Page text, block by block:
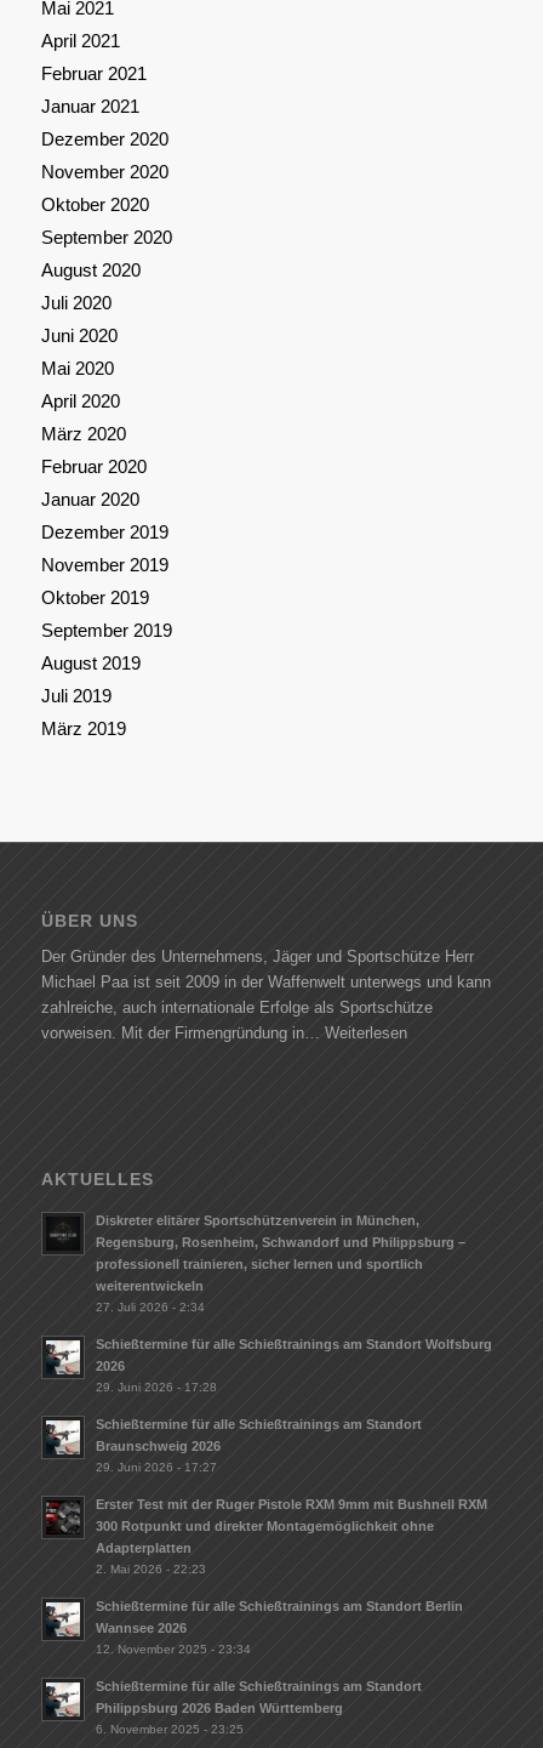
Mai 2021
April 2021
Februar 2021
Januar 2021
Dezember 2020
November 2020
Oktober 2020
September 2020
August 2020
Juli 2020
Juni 2020
Mai 2020
April 2020
März 2020
Februar 2020
Januar 2020
Dezember 2019
November 2019
Oktober 2019
September 2019
August 2019
Juli 2019
März 2019
ÜBER UNS
Der Gründer des Unternehmens, Jäger und Sportschütze Herr
Michael Paa ist seit 2009 in der Waffenwelt unterwegs und kann
zahlreiche, auch internationale Erfolge als Sportschütze
vorweisen. Mit der Firmengründung in… Weiterlesen
AKTUELLES
Diskreter elitärer Sportschützenverein in München,
Regensburg, Rosenheim, Schwandorf und Philippsburg –
professionell trainieren, sicher lernen und sportlich
weiterentwickeln
27. Juli 2026 - 2:34
Schießtermine für alle Schießtrainings am Standort Wolfsburg
2026
29. Juni 2026 - 17:28
Schießtermine für alle Schießtrainings am Standort
Braunschweig 2026
29. Juni 2026 - 17:27
Erster Test mit der Ruger Pistole RXM 9mm mit Bushnell RXM
300 Rotpunkt und direkter Montagemöglichkeit ohne
Adapterplatten
2. Mai 2026 - 22:23
Schießtermine für alle Schießtrainings am Standort Berlin
Wannsee 2026
12. November 2025 - 23:34
Schießtermine für alle Schießtrainings am Standort
Philippsburg 2026 Baden Württemberg
6. November 2025 - 23:25